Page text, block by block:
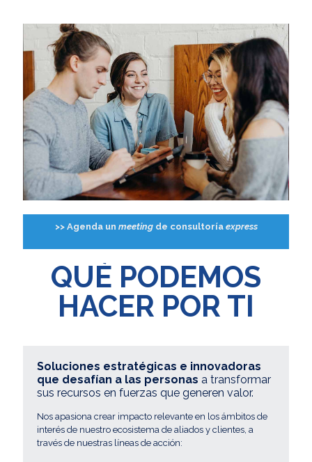
>> Agenda un meetingde consultoría express
QUÉ PODEMOS
HACER POR TI
Soluciones estratégicas e innovadoras
que desafían a las personas a transformar
sus recursos en fuerzas que generen valor.
Nos apasiona crear impacto relevante en los ámbitos de
interés de nuestro ecosistema de aliados y clientes, a
través de nuestras líneas de acción: